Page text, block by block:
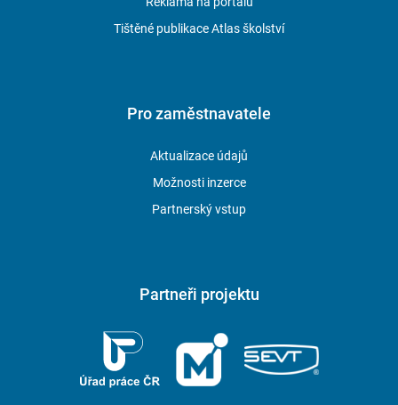
Tištěné publikace Atlas školství
Pro zaměstnavatele
Aktualizace údajů
Možnosti inzerce
Partnerský vstup
Partneři projektu